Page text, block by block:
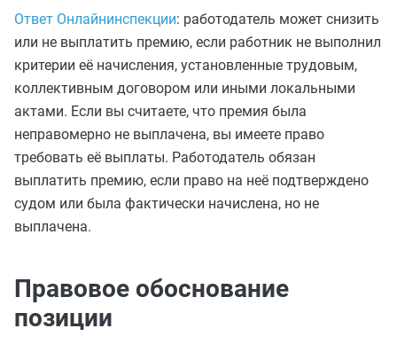
Ответ Онлайнинспекции: работодатель может снизить
или не выплатить премию, если работник не выполнил
критерии её начисления, установленные трудовым,
коллективным договором или иными локальными
актами. Если вы считаете, что премия была
неправомерно не выплачена, вы имеете право
требовать её выплаты. Работодатель обязан
выплатить премию, если право на неё подтверждено
судом или была фактически начислена, но не
выплачена.
Правовое обоснование
позиции